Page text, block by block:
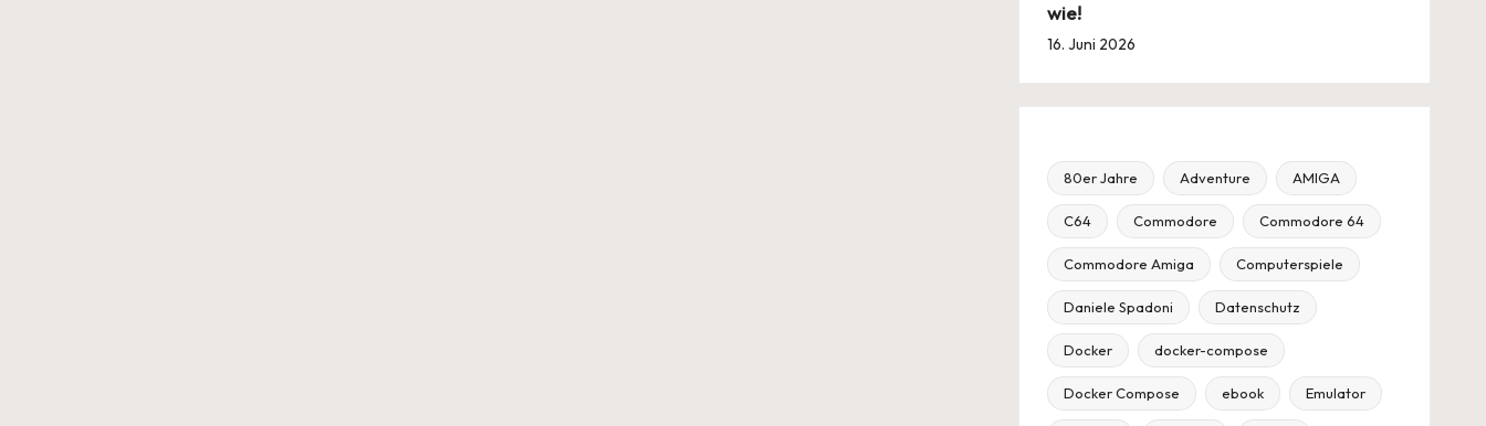
wie!
16. Juni 2026
80er Jahre Adventure AMIGA
C64 Commodore Commodore 64
Commodore Amiga Computerspiele
Daniele Spadoni Datenschutz
Docker docker-compose
Docker Compose ebook Emulator